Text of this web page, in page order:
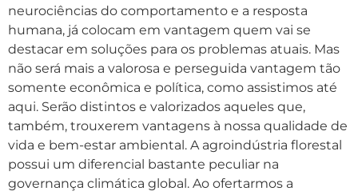
neurociências do comportamento e a resposta
humana, já colocam em vantagem quem vai se
destacar em soluções para os problemas atuais. Mas
não será mais a valorosa e perseguida vantagem tão
somente econômica e política, como assistimos até
aqui. Serão distintos e valorizados aqueles que,
também, trouxerem vantagens à nossa qualidade de
vida e bem-estar ambiental. A agroindústria florestal
possui um diferencial bastante peculiar na
governança climática global. Ao ofertarmos a